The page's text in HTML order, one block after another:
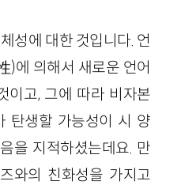
성에 대한 것입니다. 언
)에 의해서 새로운 언어
이고, 그에 따라 비자본
탄생할 가능성이 시 양
을 지적하셨는데요. 만
와의 친화성을 가지고